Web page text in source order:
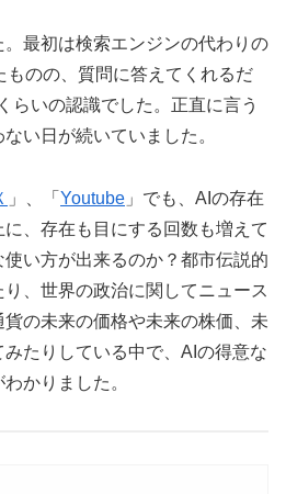
最初は検索エンジンの代わりの
ものの、質問に答えてくれるだ
らいの認識でした。正直に言う
い日が続いていました。
」、「 Youtube 」でも、AIの存在
、存在も目にする回数も増えて
い方が出来るのか？都市伝説的
、世界の政治に関してニュース
の未来の価格や未来の株価、未
たりしている中で、AIの得意な
かりました。